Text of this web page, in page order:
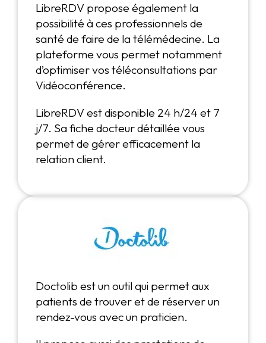
LibreRDV propose également la
possibilité à ces professionnels de
santé de faire de la télémédecine. La
plateforme vous permet notamment
d’optimiser vos téléconsultations par
Vidéoconférence.
LibreRDV est disponible 24 h/24 et 7
j/7. Sa fiche docteur détaillée vous
permet de gérer efficacement la
relation client.
Doctolib est un outil qui permet aux
patients de trouver et de réserver un
rendez-vous avec un praticien.